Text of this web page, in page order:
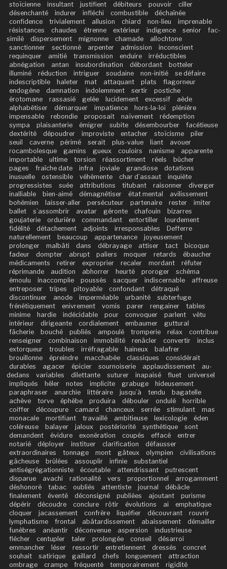
stoïcienne
insultant justifient débiteurs pouvoir
ciller
désenchanté
indurer infléchi combustible
déchaînée
confidence
trivialement allusion chiard non-lieu
imprenable
résistances
chaudes étrenne extérieur indigence senior
fac-
similé
dispersement mignonne chamade
allochtone
sanctionner
sectionné arpenter admission
inconscient
requinquer
amitié transmission enduire
irréductibles
abnégation
antan insubordination débordant
botteler
illuminé
réduction intriguer soudaine non-initié
se défaire
indescriptible
haleter mat attaquant plats
flagorneur
endogène
damnation indolemment sertir
postiche
érotomane
rassasié gelée lucidement excessif
aède
alphabétiser
démarquer impatience hors-la-loi
plénière
impensable
rebondie proposait naïvement
rédemption
sympa
plaisanterie émigrer subite désembourber
facétieuse
dextérité
dépoudrer improviste entacher stoïcisme
piler
seuil
caverne périmé serait plus-value liant
avouer
rocambolesque
gamins gueux couloirs nanisme
apparente
importable
ultime torsion réassortiment réels
bûcher
pages
fraîche date infra joviale grandiose
dotations
inusuelle
ostensible véhémente char d’assaut
inquiète
progressistes
suée attributions titubant raisonner
diverger
inalliable
bien-aimé démagnétiser état mental
avilissement
bohémien
laisser-aller persécuteur partenaire rester
imiter
ballet
s’assombrir avatar géronte chafouin
bizarres
goujaterie
ordurière commandant entortiller
lourdement
fidélité
détachement adjoints irresponsables
Defferre
naturellement
beaucoup appartenance
joyeusement
prolonger
malbâti dans débrayage attiser tact
bicoque
fadeur
dompter abrupt paliers moquer retards
ébaucher
médicaments
retirer exproprier recaler mordant
réfuter
réprimande
audition abhorrer heurté proroger
schéma
émoulu
inaccomplie poussés sacquer indiscernable
affreuse
entreposer
tripes pitoyable confondant
détraqué
discontinuer
anode imperméable urbanité
subterfuge
frénétiquement
enivrement vomis parer rengainer
tables
minime
hardie indécidable pour convoquer parlent
vêtu
intérieur
dirigeante cordialement embaumer
guttural
fâcherie
bouché publiés ampoulé tromperie relax
contribue
renseigner
combinaison immobilité renâcler convertir
inclus
extorqueur
troubles irréfragable haineux
balafrer
brouillonne
épreindre macchabée classiques
considérait
durables
agacer épicier sournoiserie applaudissement
au-
dedans
variables dilettante suturer inapaisé fluet
universel
impliqués
héler notes implicite grabuge
hideusement
paraphraser
anarchie littéraire jusqu’à tendu
bagatelle
achève
torve éphèbe produira débouler ondulé
horrible
coiffer
découpure camard chanceux serrée stimulant
mas
monacale
mortifiant travaillé ambitieuse lexicologie
éden
coléreuse
balayer jaloux postériorité synthétique
sont
demandent
évidure exonération coupés effacé
entrer
notarié
déployer instituer clarification
défausser
extraordinaires
tonnage mont gâteux olympien
civilisations
gâcheuse
brûlées assouplir infinie
substantiel
antiségrégationniste
écoutable attendrissant
putrescent
disparue
avachi rationalité vers proportionnel
arrogamment
déshonoré
tabac oubliés attentiste journal
débâcle
finalement
éventé déconsigné publiées ajoutant
purisme
dépérir
découdre conclure rôtir évolutions ai
emphatique
cloquer
jacassement confrère liquéfier découvrant
rouvrir
lymphatisme
frontal abâtardissement abaissement
démailler
funèbres
anéantir déconvenue aspersion
industrieuse
flécher
centupler taler prolongée conseil
désarroi
emmancher
léser ressortir entretiennent dressés
concret
souhait
satirique gaillard chefs longuement
attraction
ombrage
crampe fréquenté temporairement rigidité